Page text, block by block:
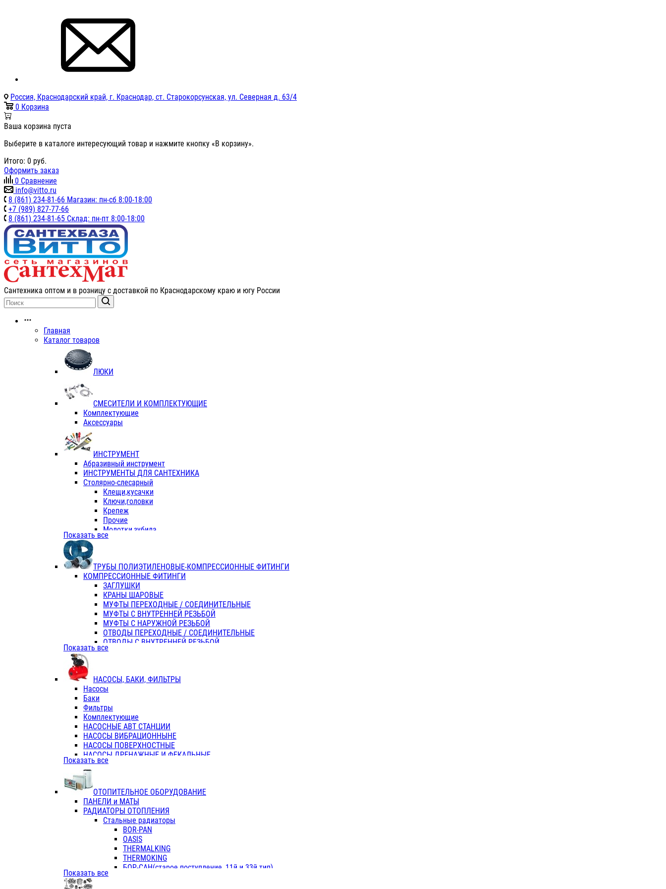
Россия, Краснодарский край, г. Краснодар, ст. Старокорсунская, ул. Северная д. 63/4
0 Корзина
Ваша корзина пуста
Выберите в каталоге интересующий товар и нажмите кнопку «В корзину».
Итого: 0 руб.
Оформить заказ
0 Сравнение
info@vitto.ru
8 (861) 234-81-66 Магазин: пн-сб 8:00-18:00
+7 (989) 827-77-66
8 (861) 234-81-65 Склад: пн-пт 8:00-18:00
Сантехника оптом и в розницу с доставкой по Краснодарскому краю и югу России
Главная
Каталог товаров
ЛЮКИ
СМЕСИТЕЛИ И КОМПЛЕКТУЮЩИЕ
Комплектующие
Аксессуары
ИНСТРУМЕНТ
Абразивный инструмент
ИНСТРУМЕНТЫ ДЛЯ САНТЕХНИКА
Столярно-слесарный
Клещи,кусачки
Ключи,головки
Крепеж
Прочие
Молотки,зубила
Пассатижи,тонкогубцы,утконосы
Отвертки
Хоз. инвентарь
ЭЛ. ИНСТРУМЕНТ OASIS
Показать все
ТРУБЫ ПОЛИЭТИЛЕНОВЫЕ-КОМПРЕССИОННЫЕ ФИТИНГИ
КОМПРЕССИОННЫЕ ФИТИНГИ
ЗАГЛУШКИ
КРАНЫ ШАРОВЫЕ
МУФТЫ ПЕРЕХОДНЫЕ / СОЕДИНИТЕЛЬНЫЕ
МУФТЫ С ВНУТРЕННЕЙ РЕЗЬБОЙ
МУФТЫ С НАРУЖНОЙ РЕЗЬБОЙ
ОТВОДЫ ПЕРЕХОДНЫЕ / СОЕДИНИТЕЛЬНЫЕ
ОТВОДЫ С ВНУТРЕННЕЙ РЕЗЬБОЙ
ОТВОДЫ С НАРУЖНОЙ РЕЗЬБОЙ
ТРОЙНИКИ ПЕРЕХОДНЫЕ / СОЕДИНИТЕЛЬНЫЕ
ТРОЙНИКИ С ВНУТРЕННЕЙ РЕЗЬБОЙ
КОЛЬЦА РЕЗИНОВЫЕ
ТРУБЫ НАПОРНЫЕ
ТРУБЫ ГОФРИРОВАННЫЕ ДВУХСЛ.
ТРУБЫ ПОЛИЭТИЛЕНОВЫЕ
Показать все
НАСОСЫ, БАКИ, ФИЛЬТРЫ
Насосы
Баки
Фильтры
Комплектующие
НАСОСНЫЕ АВТ СТАНЦИИ
НАСОСЫ ВИБРАЦИОННЫНЕ
НАСОСЫ ПОВЕРХНОСТНЫЕ
НАСОСЫ ДРЕНАЖНЫЕ И ФЕКАЛЬНЫЕ
НАСОСЫ ПОВЫСИТ и ЦИРКУЛЯЦИОННЫЕ
НАСОСЫ СКВАЖИННЫЕ
Показать все
ОТОПИТЕЛЬНОЕ ОБОРУДОВАНИЕ
ПАНЕЛИ и МАТЫ
РАДИАТОРЫ ОТОПЛЕНИЯ
Стальные радиаторы
BOR-PAN
OASIS
THERMALKING
THERMOKING
БОР-САН(старое поступление, 11й и 33й тип)
Показать все